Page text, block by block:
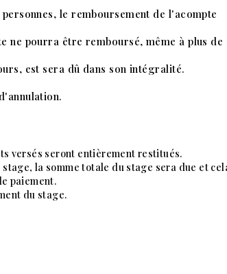
le remboursement de l'acompte
ne pourra être remboursé, même à plus de
est sera dû dans son intégralité.
versés seront entièrement restitués.
la somme totale du stage sera due et
paiement.
du stage.